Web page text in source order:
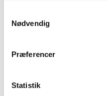
Nødvendig
Præferencer
Statistik
Borupvang 3,
Etage: